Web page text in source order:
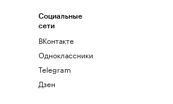
Социальные
сети
ВКонтакте
Одноклассники
Telegram
Дзен